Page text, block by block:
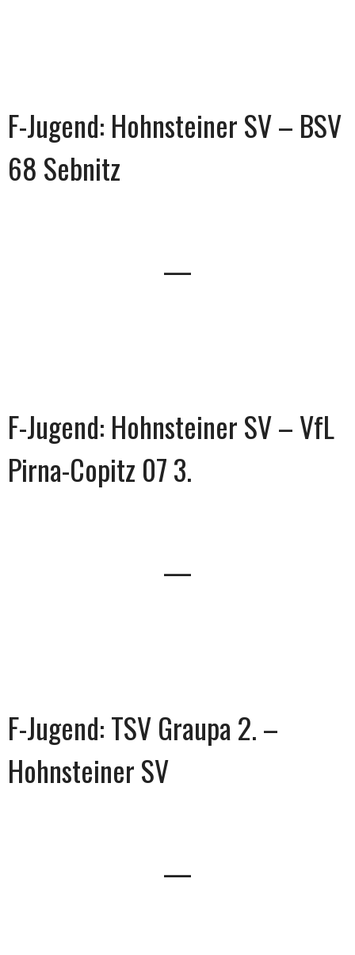
F-Jugend: Hohnsteiner SV – BSV
68 Sebnitz
—
F-Jugend: Hohnsteiner SV – VfL
Pirna-Copitz 07 3.
—
F-Jugend: TSV Graupa 2. –
Hohnsteiner SV
—